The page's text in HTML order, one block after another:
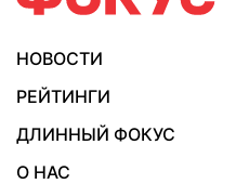
НОВОСТИ
РЕЙТИНГИ
ДЛИННЫЙ ФОКУС
О НАС